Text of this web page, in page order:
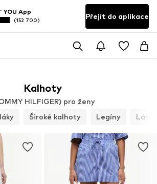
YOU App
(152 700) Přejít do aplikace
Kalhoty
HILFIGER) pro ženy
Široké kalhoty Legíny